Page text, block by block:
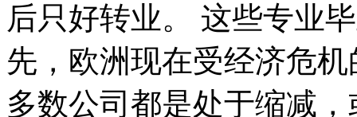
后只好转业。 这些专业
先，欧洲现在受经济危
多数公司都是处于缩减